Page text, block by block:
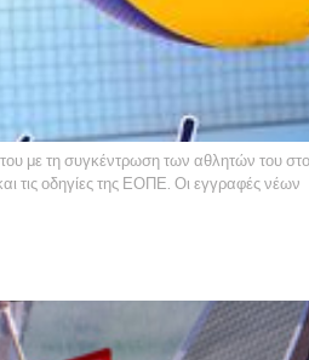
με τη συγκέντρωση των αθλητών του στο
τις οδηγίες της ΕΟΠΕ. Οι εγγραφές νέων